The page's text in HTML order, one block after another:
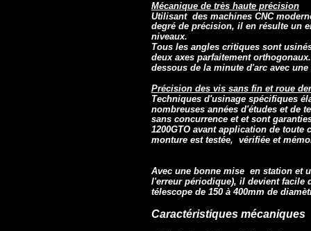
Mécanique de très haute précision
Utilisant des machines CNC
degré de précision, il en résulte un
niveaux.
Tous les angles critiques sont
deux axes parfaitement
dessous de la minute d'arc avec
Précision des vis sans fin et roue
Techniques d'usinage spécifiques
nombreuses années d'études et de
sans concurrence et et sont
1200GTO avant application de
monture est testée, vérifiée et
Avec une bonne mise en station et
l'erreur périodique), il devient facile
télescope de 150 à 400mm de
Caractéristiques mécaniques